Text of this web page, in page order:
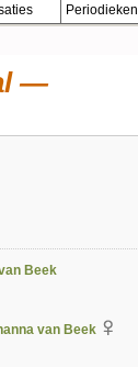
Periodieken
Beek
van Beek